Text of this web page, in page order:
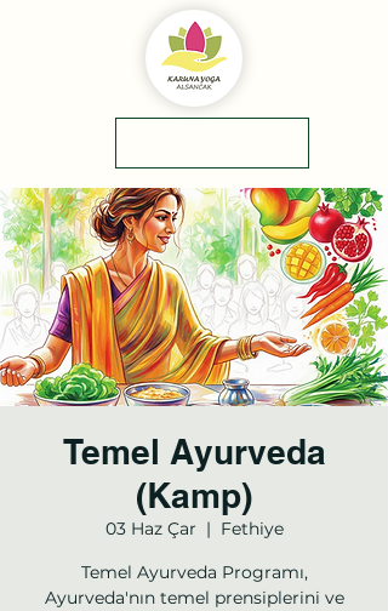
Temel Ayurveda
(Kamp)
03 Haz Çar
  |
Fethiye
Temel Ayurveda Programı,
Ayurveda'nın temel prensiplerini ve